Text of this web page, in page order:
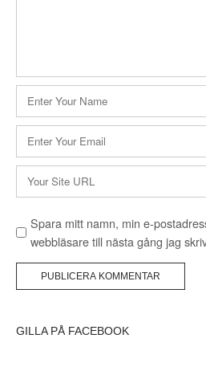
Namn
*
postadress
* Webbplats
Spara mitt namn, min e-
webbläsare till nästa gång jag
GILLA PÅ FACEBOOK